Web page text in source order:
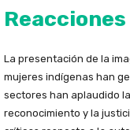
La presentación de la
mujeres indígenas han
sectores han aplaudido
reconocimiento y la